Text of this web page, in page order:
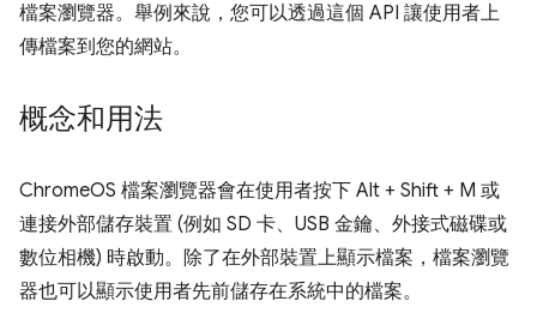
檔案瀏覽器。舉例來說，您可以透過這個 API 讓使用者上
傳檔案到您的網站。
概念和用法
ChromeOS 檔案瀏覽器會在使用者按下 Alt + Shift + M 或
連接外部儲存裝置 (例如 SD 卡、USB 金鑰、外接式磁碟或
數位相機) 時啟動。除了在外部裝置上顯示檔案，檔案瀏覽
器也可以顯示使用者先前儲存在系統中的檔案。